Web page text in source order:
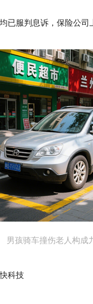
已服判息诉，保险公司
男孩骑车撞伤老人构成
科技